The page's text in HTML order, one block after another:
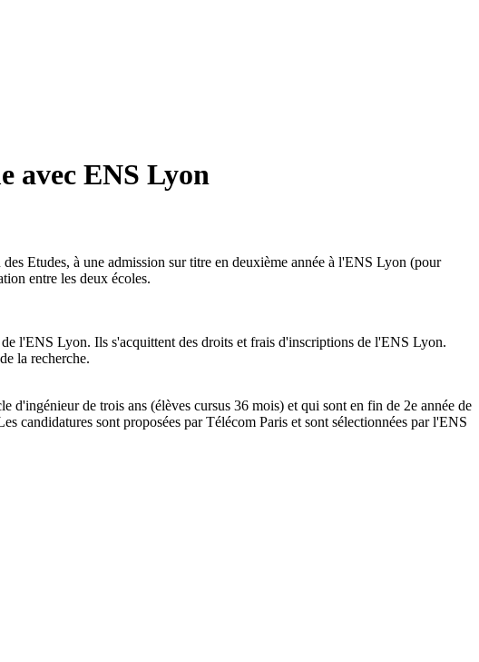
avec ENS Lyon
Etudes, à une admission sur titre en deuxième année à l'ENS Lyon (pour
entre les deux écoles.
l'ENS Lyon. Ils s'acquittent des droits et frais d'inscriptions de l'ENS Lyon.
la recherche.
d'ingénieur de trois ans (élèves cursus 36 mois) et qui sont en fin de 2e année de
candidatures sont proposées par Télécom Paris et sont sélectionnées par l'ENS